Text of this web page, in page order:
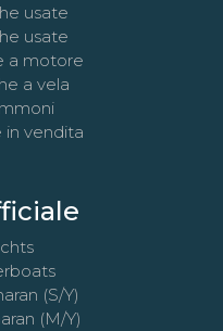
usate
usate
a motore
a vela
in vendita
(S/Y)
(M/Y)